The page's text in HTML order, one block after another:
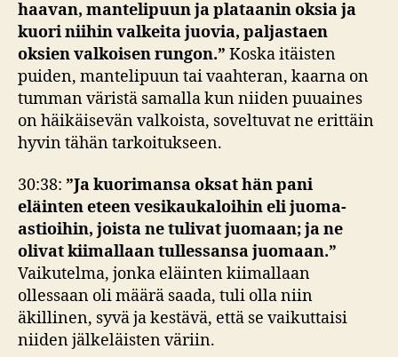
haavan, mantelipuun ja plataanin oksia ja
kuori niihin valkeita juovia, paljastaen
oksien valkoisen rungon.” Koska itäisten
puiden, mantelipuun tai vaahteran, kaarna on
tumman väristä samalla kun niiden puuaines
on häikäisevän valkoista, soveltuvat ne erittäin
hyvin tähän tarkoitukseen.
30:38: ”Ja kuorimansa oksat hän pani
eläinten eteen vesikaukaloihin eli juoma-
astioihin, joista ne tulivat juomaan; ja ne
olivat kiimallaan tullessansa juomaan.”
Vaikutelma, jonka eläinten kiimallaan
ollessaan oli määrä saada, tuli olla niin
äkillinen, syvä ja kestävä, että se vaikuttaisi
niiden jälkeläisten väriin.